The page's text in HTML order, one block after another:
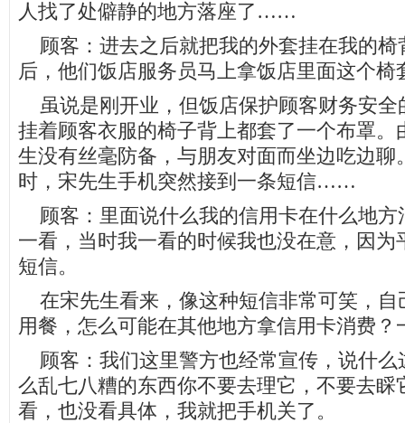
人找了处僻静的地方落座了……
顾客：进去之后就把我的外套挂在我的椅
后，他们饭店服务员马上拿饭店里面这个椅
虽说是刚开业，但饭店保护顾客财务安全
挂着顾客衣服的椅子背上都套了一个布罩。
生没有丝毫防备，与朋友对面而坐边吃边聊
时，宋先生手机突然接到一条短信……
顾客：里面说什么我的信用卡在什么地方
一看，当时我一看的时候我也没在意，因为
短信。
在宋先生看来，像这种短信非常可笑，自
用餐，怎么可能在其他地方拿信用卡消费
顾客：我们这里警方也经常宣传，说什么
么乱七八糟的东西你不要去理它，不要去睬
看，也没看具体，我就把手机关了。